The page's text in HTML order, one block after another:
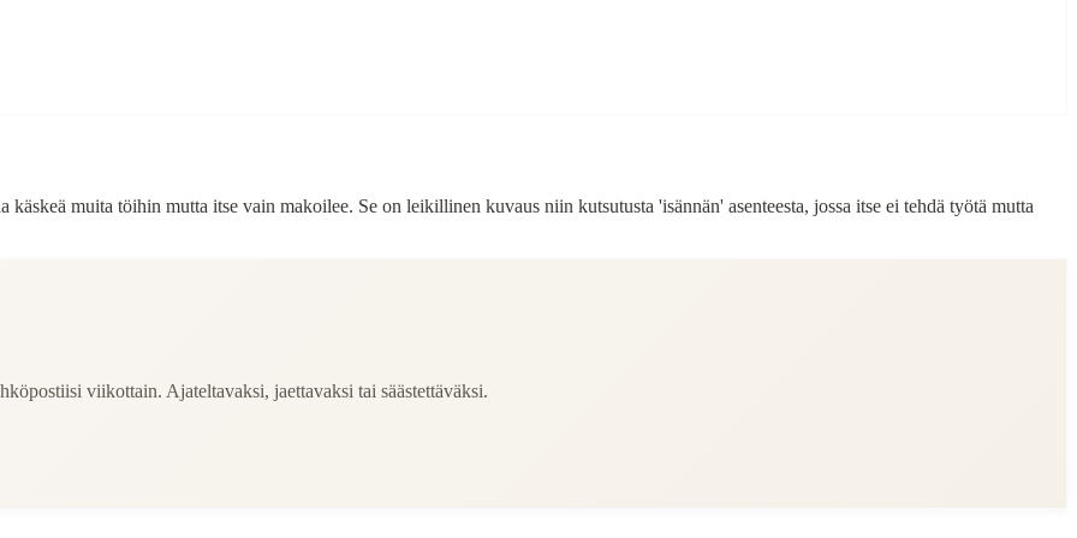
muita töihin mutta itse vain makoilee. Se on leikillinen kuvaus niin kutsutusta 'isännän' asenteesta, jossa itse ei tehdä työtä mutta
viikottain. Ajateltavaksi, jaettavaksi tai säästettäväksi.